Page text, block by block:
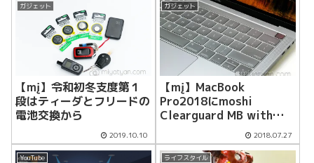
ガジェット
【mį】令和初冬支度第１
段はティーダとフリードの
電池交換から
2019.10.10
ガジェット
【mį】MacBook
Pro2018にmoshi
Clearguard MB with
Touch Bar (US) キーボー
ドカバーを装着
2018.07.27
YouTube ライフスタイル